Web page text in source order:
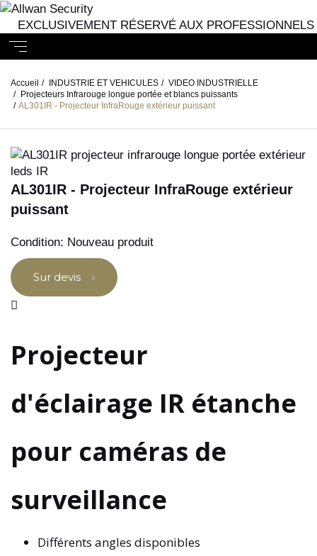
EXCLUSIVEMENT RÉSERVÉ AUX PROFESSIONNELS
Accueil / INDUSTRIE ET VEHICULES / VIDEO INDUSTRIELLE
/
Projecteurs Infrarouge longue portée et blancs puissants
/ AL301IR - Projecteur InfraRouge extérieur puissant
AL301IR - Projecteur InfraRouge extérieur
puissant
Condition: Nouveau produit
Sur devis
Projecteur
d'éclairage IR étanche
pour caméras de
surveillance
Différents angles disponibles